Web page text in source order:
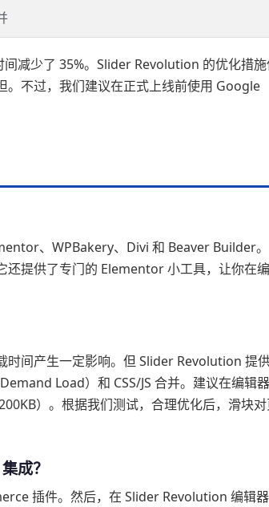
减少了 35%。Slider Revolution 的优化措
。不过，我们建议在正式上线前使用 Google
、WPBakery、Divi 和 Beaver Builder
还提供了专门的 Elementor 小工具，让你在
时间产生一定影响。但 Slider Revolution 提
Load）和 CSS/JS 合并。建议在编辑
）。根据我们测试，合理优化后，滑块
成？
插件。然后，在 Slider Revolution 编辑器